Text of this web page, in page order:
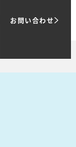
お問い合わせ